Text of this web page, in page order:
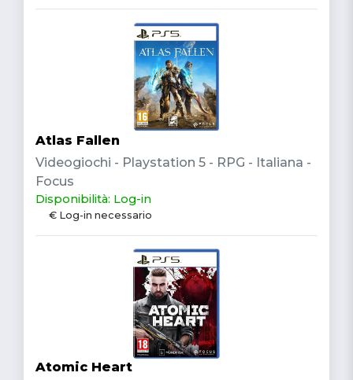
Atlas Fallen
Videogiochi - Playstation 5 - RPG - Italiana -
Focus
Disponibilità: Log-in
€ Log-in necessario
Atomic Heart